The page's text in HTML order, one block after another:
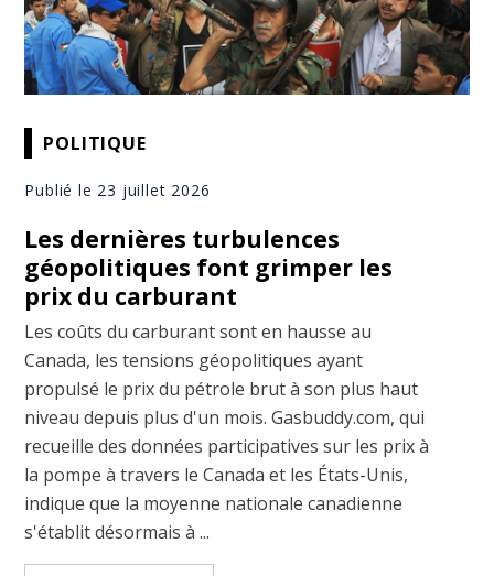
POLITIQUE
Publié le 23 juillet 2026
Les dernières turbulences
géopolitiques font grimper les
prix du carburant
Les coûts du carburant sont en hausse au
Canada, les tensions géopolitiques ayant
propulsé le prix du pétrole brut à son plus haut
niveau depuis plus d'un mois. Gasbuddy.com, qui
recueille des données participatives sur les prix à
la pompe à travers le Canada et les États-Unis,
indique que la moyenne nationale canadienne
s'établit désormais à ...